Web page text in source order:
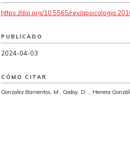
https://doi.org/10.5565/rev/
PUBLICADO
2024-04-03
CÓMO CITAR
Gonzalez Barrientos, M., Godoy, D. ., Herrera